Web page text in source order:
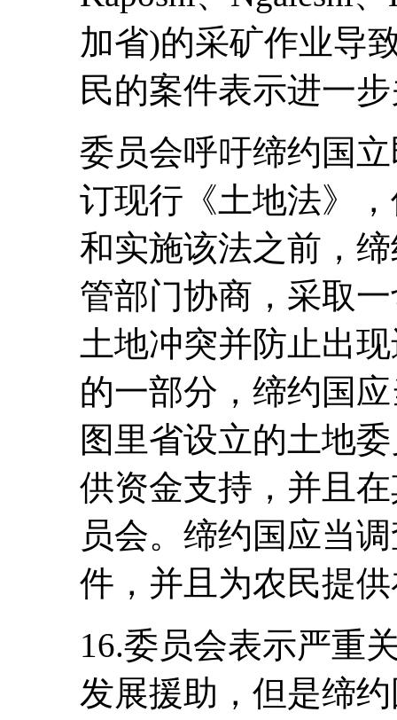
加省)的采矿作业导
民的案件表示进一
委员会呼吁缔约国
订现行《土地法》
和实施该法之前，
管部门协商，采取
土地冲突并防止出
的一部分，缔约国
图里省设立的土地
供资金支持，并且
员会。缔约国应当
件，并且为农民提
16.委员会表示严重
发展援助，但是缔